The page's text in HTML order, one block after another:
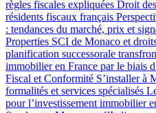
règles fiscales expliquées Droit
résidents fiscaux français
: tendances du marché, prix et
Properties SCI de Monaco et
planification successorale
immobilier en France par le biais
Fiscal et Conformité S’installer à
formalités et services spécialisés
pour l’investissement immobilier